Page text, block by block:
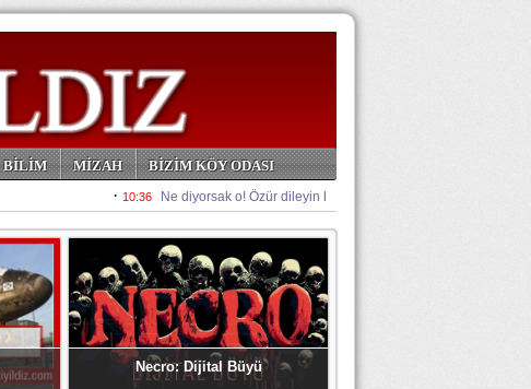
BİLİM MİZAH
BİZİM KÖY ODASI
Necro: Dijital Büyü